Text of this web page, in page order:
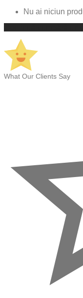
Nu ai niciun
What Our Clients Say